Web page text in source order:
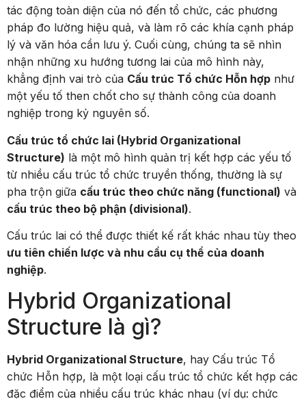
tác động toàn diện của nó đến tổ chức, các phương
pháp đo lường hiệu quả, và làm rõ các khía cạnh pháp
lý và văn hóa cần lưu ý. Cuối cùng, chúng ta sẽ nhìn
nhận những xu hướng tương lai của mô hình này,
khẳng định vai trò của Cấu trúc Tổ chức Hỗn hợp như
một yếu tố then chốt cho sự thành công của doanh
nghiệp trong kỷ nguyên số.
Cấu trúc tổ chức lai (Hybrid Organizational
Structure) là một mô hình quản trị kết hợp các yếu tố
từ nhiều cấu trúc tổ chức truyền thống, thường là sự
pha trộn giữa cấu trúc theo chức năng (functional) và
cấu trúc theo bộ phận (divisional)
Cấu trúc lai có thể được thiết kế rất khác nhau tùy theo
ưu tiên chiến lược và nhu cầu cụ thể của doanh
nghiệp
Hybrid Organizational
Structure là gì?
Hybrid Organizational Structure , hay Cấu trúc Tổ
chức Hỗn hợp, là một loại cấu trúc tổ chức kết hợp các
đặc điểm của nhiều cấu trúc khác nhau (ví dụ: chức